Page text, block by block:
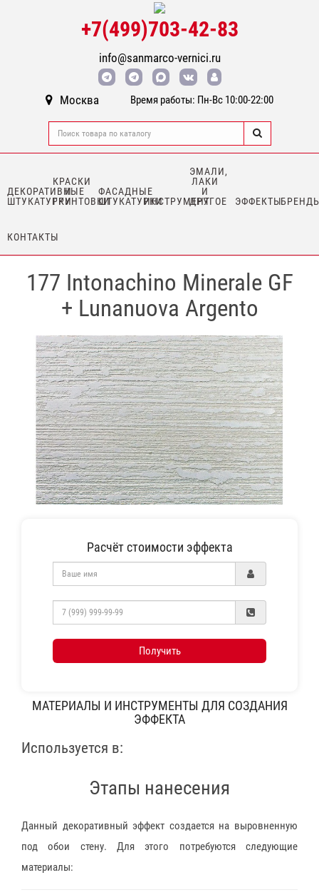
+7(499)703-42-83
info@sanmarco-vernici.ru
Москва Время работы: Пн-Вс 10:00-22:00
ДЕКОРАТИВНЫЕ
ШТУКАТУРКИ
КРАСКИ
И
ГРУНТОВКИ
ФАСАДНЫЕ
ШТУКАТУРКИИНСТРУМЕНТ
ЭМАЛИ,
ЛАКИ
И
ДРУГОЕ
ЭФФЕКТЫ
КОНТАКТЫ
177 Intonachino Minerale GF
+ Lunanuova Argento
Расчёт стоимости эффекта
Получить
МАТЕРИАЛЫ И ИНСТРУМЕНТЫ ДЛЯ СОЗДАНИЯ
ЭФФЕКТА
Используется в:
Этапы нанесения
Данный декоративный эффект создается на выровненную
под обои стену. Для этого потребуются следующие
материалы: